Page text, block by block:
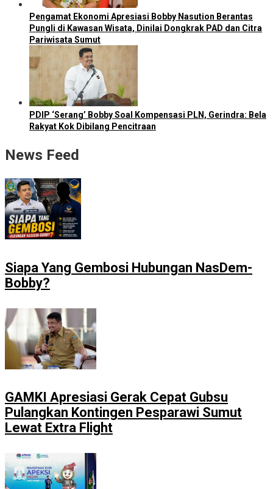
Pengamat Ekonomi Apresiasi Bobby Nasution Berantas
Pungli di Kawasan Wisata, Dinilai Dongkrak PAD dan Citra
Pariwisata Sumut
PDIP ‘Serang’ Bobby Soal Kompensasi PLN, Gerindra: Bela
Rakyat Kok Dibilang Pencitraan
News Feed
Siapa Yang Gembosi Hubungan NasDem-
Bobby?
GAMKI Apresiasi Gerak Cepat Gubsu
Pulangkan Kontingen Pesparawi Sumut
Lewat Extra Flight